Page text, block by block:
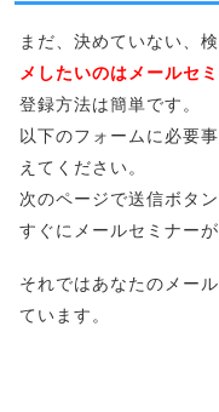
まだ、決めていない、
メしたいのはメールセ
登録方法は簡単です。
以下のフォームに必要
えてください。
次のページで送信ボタ
すぐにメールセミナーが
それではあなたのメー
ています。